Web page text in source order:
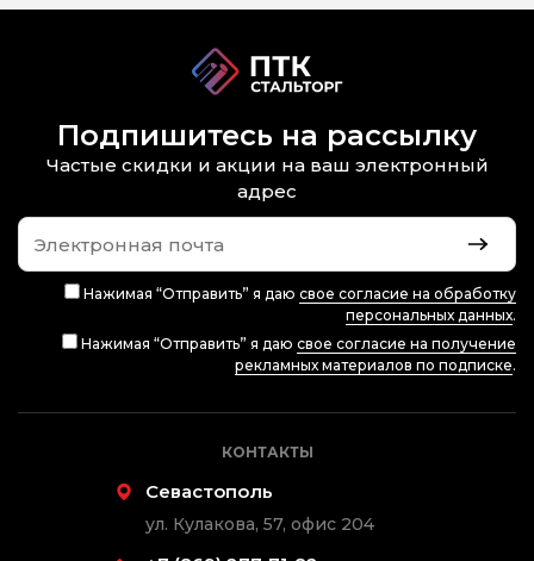
Подпишитесь на рассылку
Частые скидки и акции на ваш электронный
адрес
Нажимая “Отправить” я даю свое согласие на обработку
персональных данных.
Нажимая “Отправить” я даю свое согласие на получение
рекламных материалов по подписке.
КОНТАКТЫ
Севастополь
ул. Кулакова, 57, офис 204